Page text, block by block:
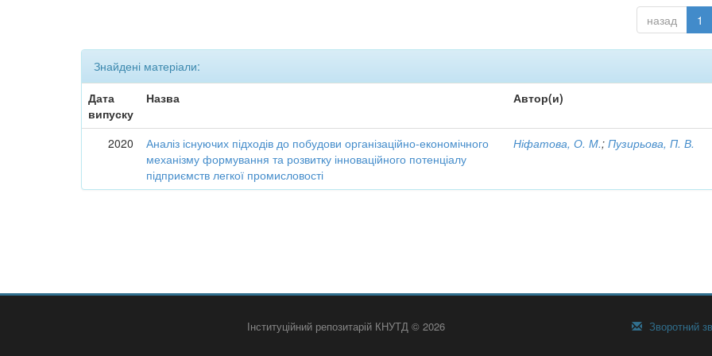
назад 1
Знайдені матеріали:
Дата
випуску
Назва Автор(и)
2020
Аналіз існуючих підходів до побудови організаційно-економічного
механізму формування та розвитку інноваційного потенціалу
підприємств легкої промисловості
Ніфатова, О. М.;Пузирьова, П. В.
Інституційний репозитарій КНУТД © 2026 Зворотний